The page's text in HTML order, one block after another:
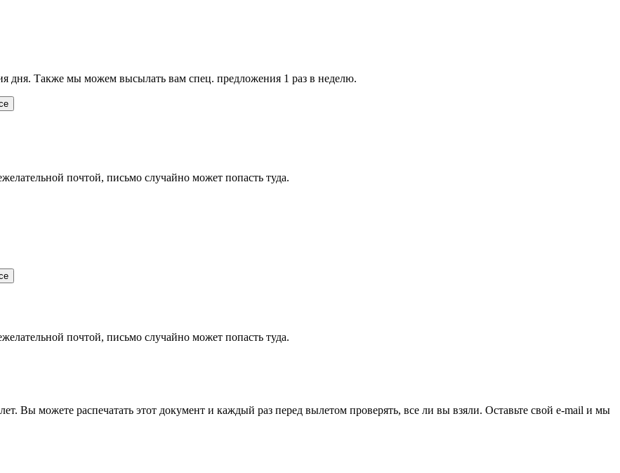
Также мы можем высылать вам спец. предложения 1 раз в неделю.
почтой, письмо случайно может попасть туда.
почтой, письмо случайно может попасть туда.
Вы можете распечатать этот документ и каждый раз перед вылетом проверять, все ли вы взяли. Оставьте свой e-mail и мы